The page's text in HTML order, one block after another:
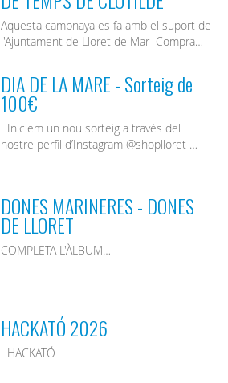
Aquesta campnaya es fa amb el suport de
l'Ajuntament de Lloret de Mar Compra…
DIA DE LA MARE - Sorteig de
100€
Iniciem un nou sorteig a través del
nostre perfil d’Instagram @shoplloret …
DONES MARINERES - DONES
DE LLORET
COMPLETA L'ÀLBUM…
HACKATÓ 2026
HACKATÓ